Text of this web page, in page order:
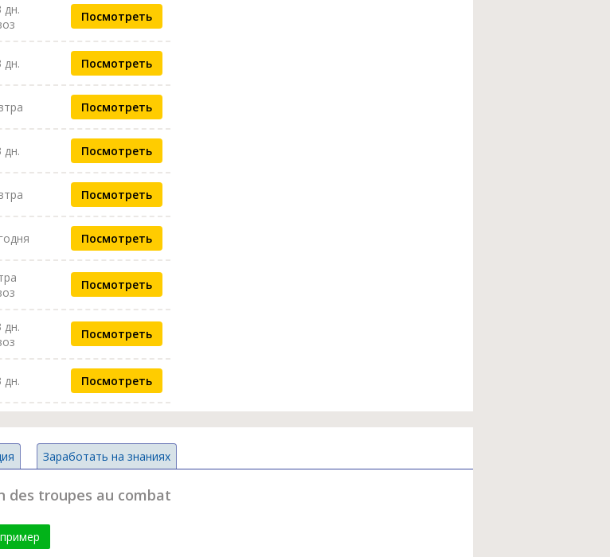
дн.
Посмотреть
дн. Посмотреть
Посмотреть
дн. Посмотреть
Посмотреть
Посмотреть
Посмотреть
дн.
Посмотреть
дн. Посмотреть
Заработать на знаниях
des troupes au combat